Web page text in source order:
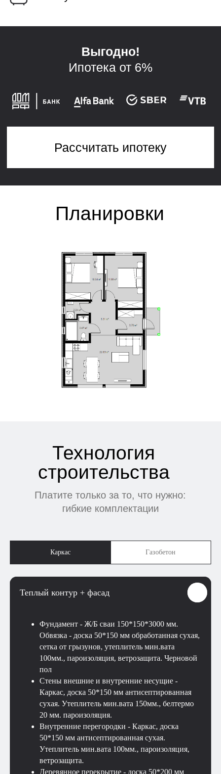
Технология
Каркас Газобетон
Теплый контур + фасад
Фундамент - Ж/Б сваи 150*150*3000 мм.
Обвязка - доска 50*150 мм обработанная сухая,
сетка от грызунов, утеплитель мин.вата
100мм., пароизоляция, ветрозащита. Черновой
пол
Стены внешние и внутренние несущие -
Каркас, доска 50*150 мм антисептированная
сухая. Утеплитель мин.вата 150мм., белтермо
20 мм. пароизоляция.
Внутренние перегородки - Каркас, доска
50*150 мм антисептированная сухая.
Утеплитель мин.вата 100мм., пароизоляция,
ветрозащита.
Деревянное перекрытие - доска 50*200 мм